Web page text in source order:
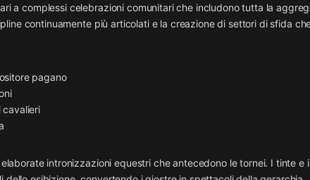
a complessi celebrazioni comunitari che includono tutta la
continuamente più articolati e la creazione di settori di sfida
pagano
intronizzazioni equestri che antecedono le tornei. I tinte e i